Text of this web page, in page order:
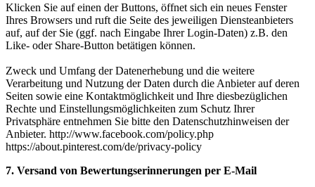
Klicken Sie auf einen der Buttons, öffnet sich ein neues Fenster
Ihres Browsers und ruft die Seite des jeweiligen Diensteanbieters
auf, auf der Sie (ggf. nach Eingabe Ihrer Login-Daten) z.B. den
Like- oder Share-Button betätigen können.
Zweck und Umfang der Datenerhebung und die weitere
Verarbeitung und Nutzung der Daten durch die Anbieter auf deren
Seiten sowie eine Kontaktmöglichkeit und Ihre diesbezüglichen
Rechte und Einstellungsmöglichkeiten zum Schutz Ihrer
Privatsphäre entnehmen Sie bitte den Datenschutzhinweisen der
Anbieter. http://www.facebook.com/policy.php
https://about.pinterest.com/de/privacy-policy
7. Versand von Bewertungserinnerungen per E-Mail